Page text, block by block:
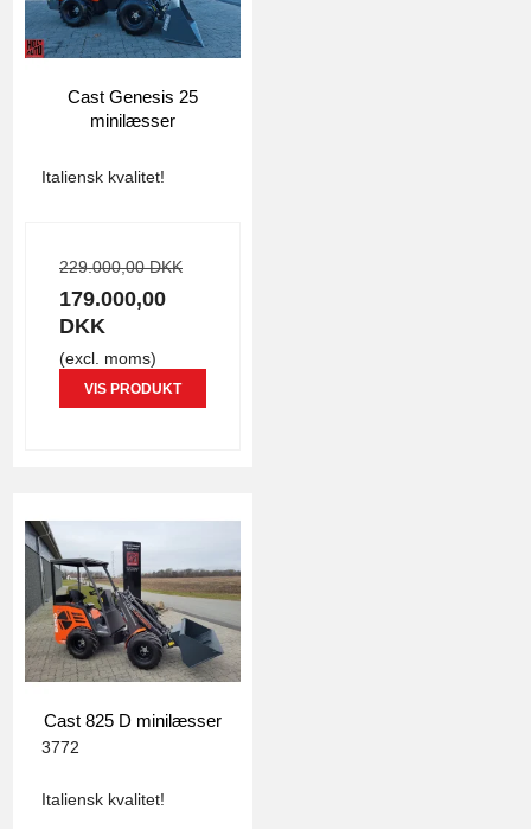
Cast Genesis 25
minilæsser
Italiensk kvalitet!
229.000,00 DKK
179.000,00
DKK
(excl. moms)
VIS PRODUKT
Cast 825 D minilæsser
3772
Italiensk kvalitet!